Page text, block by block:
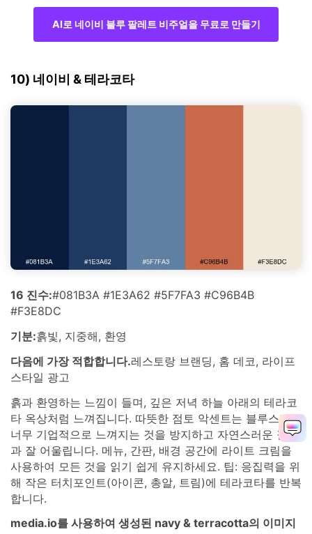
AI로 네이비 블루 팔레트 비주얼을 무료로 만들기
10) 네이비 & 테라코타
16 진수:#081B3A #1E3A62 #5F7FA3 #C96B4B
#F3E8DC
기분:흙빛, 지중해, 환영
다음에 가장 적합합니다.레스토랑 브랜딩, 홈 데코, 라이프
스타일 광고
흙과 환영하는 느낌이 들며, 깊은 저녁 하늘 아래의 테라코
타 옥상처럼 느껴집니다. 따뜻한 점토 악센트는 블루스가
너무 기업적으로 느껴지는 것을 방지하고 자연스러운 질감
과 잘 어울립니다. 메뉴, 간판, 배경 공간에 라이트 크림을
사용하여 모든 것을 읽기 쉽게 유지하세요. 팁: 응집력을 위
해 작은 터치포인트(아이콘, 총알, 트림)에 테라코타를 반복
합니다.
media.io를 사용하여 생성된 navy & terracotta의 이미지